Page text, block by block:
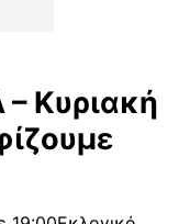
Κυριακή